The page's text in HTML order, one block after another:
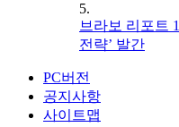
5.
브라보 리포트
전략’ 발간
PC버전
공지사항
사이트맵